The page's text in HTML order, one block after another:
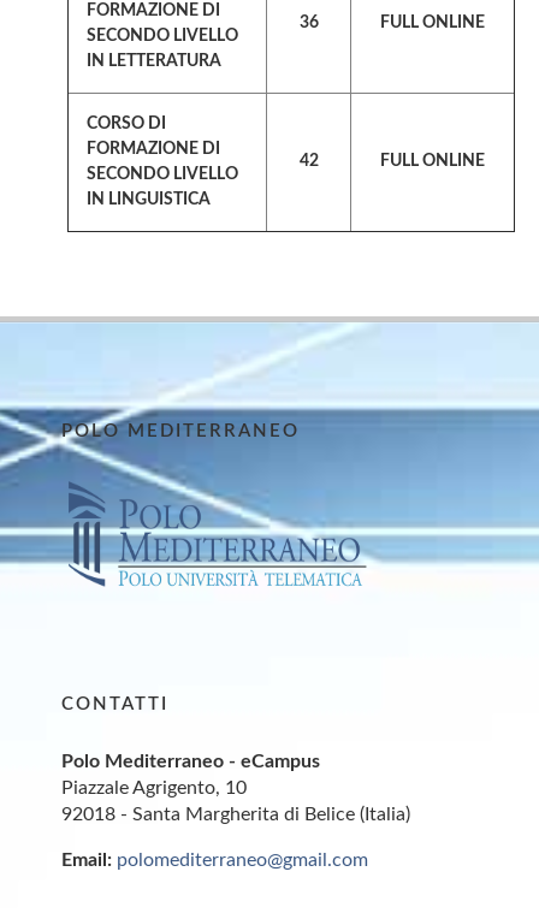
FORMAZIONE DI
SECONDO LIVELLO
IN LETTERATURA
36 FULL ONLINE
CORSO DI
FORMAZIONE DI
SECONDO LIVELLO
IN LINGUISTICA
42 FULL ONLINE
POLO MEDITERRANEO
CONTATTI
Polo Mediterraneo - eCampus
Piazzale Agrigento, 10
92018 - Santa Margherita di Belice (Italia)
Email: polomediterraneo@gmail.com